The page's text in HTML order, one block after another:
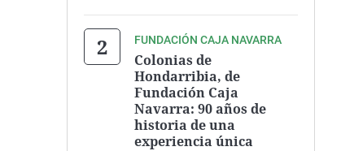
FUNDACIÓN CAJA NAVARRA
Colonias de
Hondarribia, de
Fundación Caja
Navarra: 90 años de
historia de una
experiencia única